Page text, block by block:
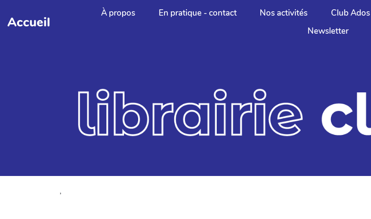
Aller au contenu principal
Accueil
À propos En pratique - contact Nos activités Club Ados
Newsletter
,